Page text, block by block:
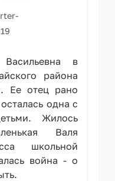
-
Васильевна в
района
Ее отец рано
одна с
Жилось
Валя
школьной
война - о